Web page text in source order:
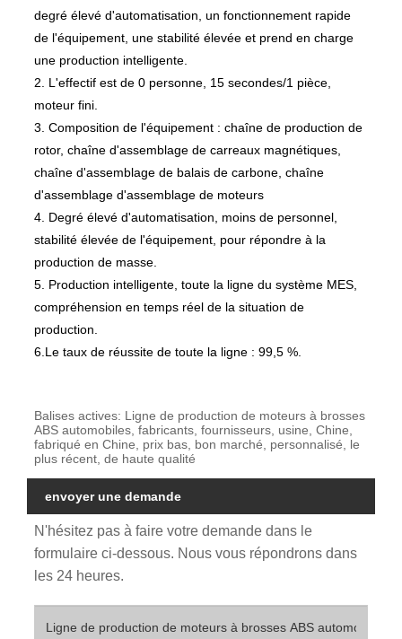
degré élevé d'automatisation, un fonctionnement rapide
de l'équipement, une stabilité élevée et prend en charge
une production intelligente.
2. L'effectif est de 0 personne, 15 secondes/1 pièce,
moteur fini.
3. Composition de l'équipement : chaîne de production de
rotor, chaîne d'assemblage de carreaux magnétiques,
chaîne d'assemblage de balais de carbone, chaîne
d'assemblage d'assemblage de moteurs
4. Degré élevé d'automatisation, moins de personnel,
stabilité élevée de l'équipement, pour répondre à la
production de masse.
5. Production intelligente, toute la ligne du système MES,
compréhension en temps réel de la situation de
production.
6.Le taux de réussite de toute la ligne : 99,5 %.
Balises actives: Ligne de production de moteurs à brosses
ABS automobiles, fabricants, fournisseurs, usine, Chine,
fabriqué en Chine, prix bas, bon marché, personnalisé, le
plus récent, de haute qualité
envoyer une demande
N'hésitez pas à faire votre demande dans le
formulaire ci-dessous. Nous vous répondrons dans
les 24 heures.